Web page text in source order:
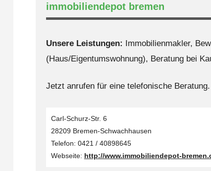
immobiliendepot bremen
Unsere Leistungen: Immobilienmakler,
(Haus/Eigentumswohnung), Beratung bei
Jetzt anrufen für eine telefonische Beratung.
Carl-Schurz-Str. 6
28209 Bremen-Schwachhausen
Telefon: 0421 / 40898645
Webseite: http://www.immobiliendepot-